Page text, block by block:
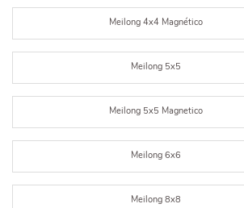
Meilong 4x4 Magnético
Meilong 5x5
Meilong 5x5 Magnetico
Meilong 6x6
Meilong 8x8